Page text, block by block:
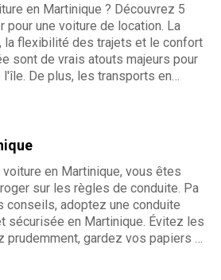
en Martinique ? Découvrez 5
pour une voiture de location. La
la flexibilité des trajets et le confort
sont de vrais atouts majeurs pour
De plus, les transports en
un véhicule vous permet de
et d’accéder facilement aux
en Martinique, vous êtes
sur les règles de conduite. Pa
conseils, adoptez une conduite
sécurisée en Martinique. Évitez les
prudemment, gardez vos papiers à
votre conduite aux conditions
à merveille !